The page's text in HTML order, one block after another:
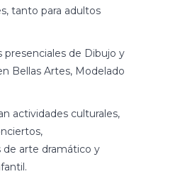
tanto para adultos
presenciales de Dibujo y
Bellas Artes, Modelado
actividades culturales,
de arte dramático y